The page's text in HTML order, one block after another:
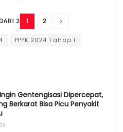
2 1 2
PPPK 2024 Tahap 1
Gentengisasi Dipercepat,
Berkarat Bisa Picu Penyakit